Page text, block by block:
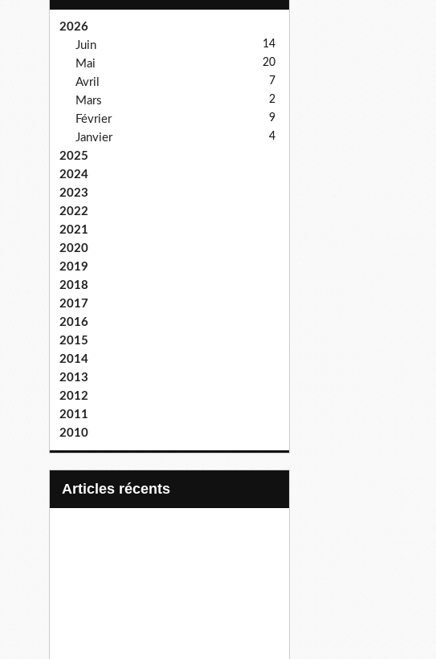
2026
Juin
14
Mai 20
Avril 7
Mars 2
Février 9
Janvier 4
2025
2024
2023
2022
2021
2020
2019
2018
2017
2016
2015
2014
2013
2012
2011
2010
articles récents